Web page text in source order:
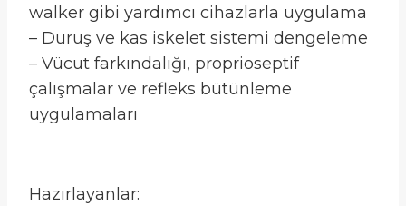
walker gibi yardımcı cihazlarla uygulama
– Duruş ve kas iskelet sistemi dengeleme
– Vücut farkındalığı, proprioseptif
çalışmalar ve refleks bütünleme
uygulamaları
Hazırlayanlar: